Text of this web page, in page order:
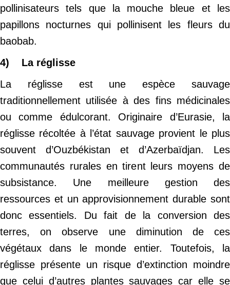
pollinisateurs tels que la mouche bleue et les
papillons nocturnes qui pollinisent les fleurs du
baobab.
4) La réglisse
La réglisse est une espèce sauvage
traditionnellement utilisée à des fins médicinales
ou comme édulcorant. Originaire d’Eurasie, la
réglisse récoltée à l’état sauvage provient le plus
souvent d’Ouzbékistan et d’Azerbaïdjan. Les
communautés rurales en tirent leurs moyens de
subsistance. Une meilleure gestion des
ressources et un approvisionnement durable sont
donc essentiels. Du fait de la conversion des
terres, on observe une diminution de ces
végétaux dans le monde entier. Toutefois, la
réglisse présente un risque d’extinction moindre
que celui d’autres plantes sauvages car elle se